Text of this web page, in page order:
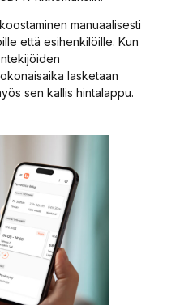
manuaalisesti
että esihenkilöille. Kun
lasketaan
sen kallis hintalappu.